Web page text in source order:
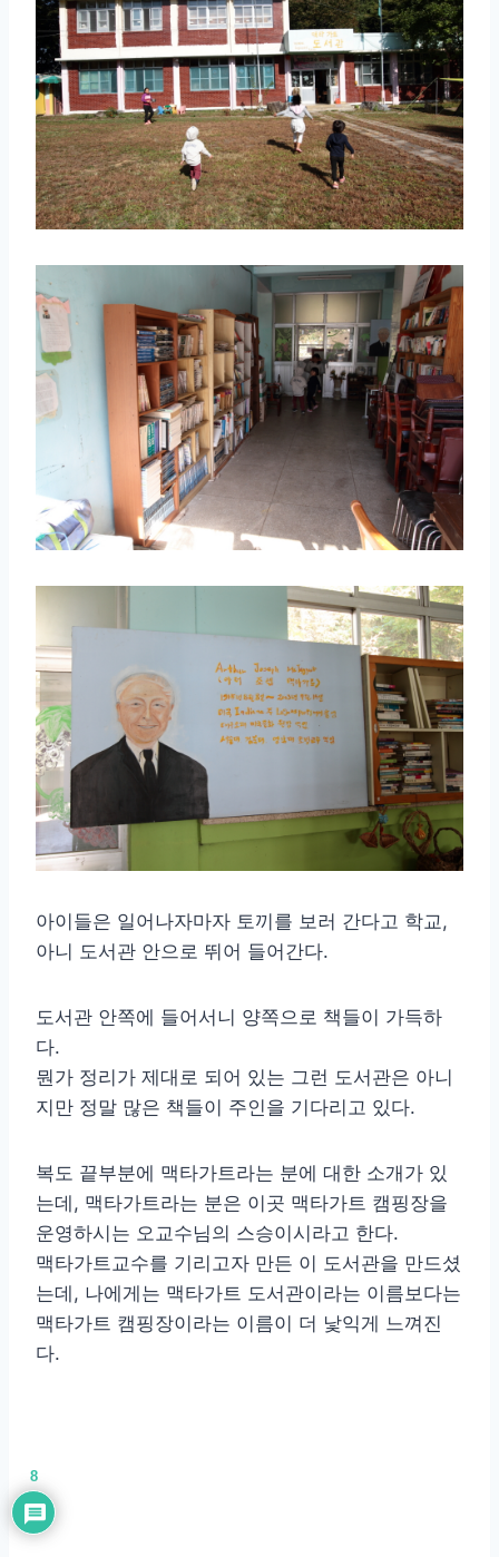
아이들은 일어나자마자 토끼를 보러 간다고 학교,
아니 도서관 안으로 뛰어 들어간다.
도서관 안쪽에 들어서니 양쪽으로 책들이 가득하
다.
뭔가 정리가 제대로 되어 있는 그런 도서관은 아니
지만 정말 많은 책들이 주인을 기다리고 있다.
복도 끝부분에 맥타가트라는 분에 대한 소개가 있
는데, 맥타가트라는 분은 이곳 맥타가트 캠핑장을
운영하시는 오교수님의 스승이시라고 한다.
맥타가트교수를 기리고자 만든 이 도서관을 만드셨
는데, 나에게는 맥타가트 도서관이라는 이름보다는
맥타가트 캠핑장이라는 이름이 더 낯익게 느껴진
다.
8